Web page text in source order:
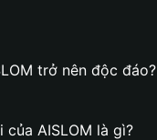
trở nên độc đáo?
AISLOM là gì?